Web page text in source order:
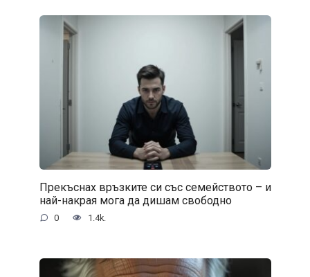
Прекъснах връзките си със семейството – и
най-накрая мога да дишам свободно
0 1.4k.